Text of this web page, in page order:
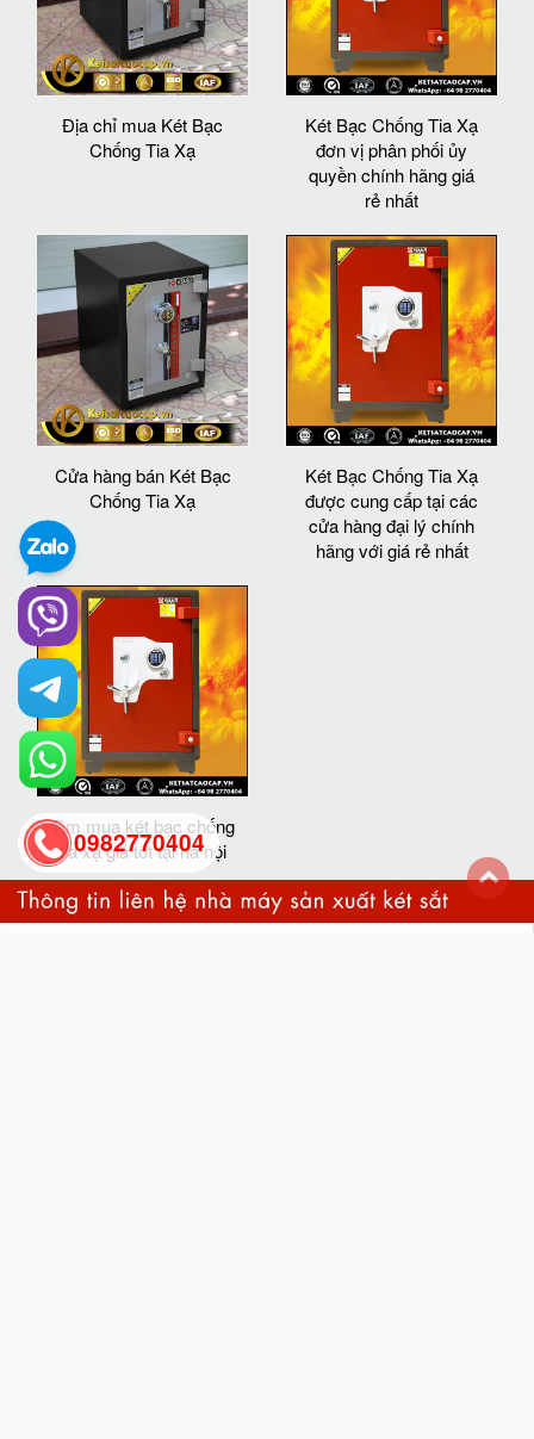
Địa chỉ mua Két Bạc
Chống Tia Xạ
Két Bạc Chống Tia Xạ
đơn vị phân phối ủy
quyền chính hãng giá
rẻ nhất
Cửa hàng bán Két Bạc
Chống Tia Xạ
Két Bạc Chống Tia Xạ
được cung cấp tại các
cửa hàng đại lý chính
hãng với giá rẻ nhất
Tìm mua két bạc chống
tia xạ giá tốt tại hà nội
0982770404
back